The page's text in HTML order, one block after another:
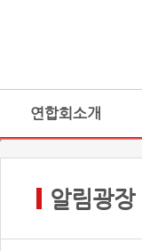
연합회소개
알림광장